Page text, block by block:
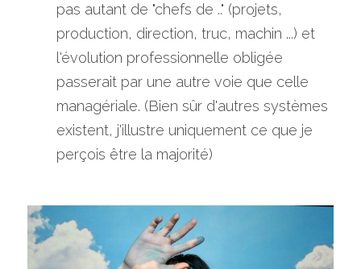
pas autant de "chefs de .." (projets,
production, direction, truc, machin ...) et
l'évolution professionnelle obligée
passerait par une autre voie que celle
managériale. (Bien sûr d'autres systèmes
existent, j'illustre uniquement ce que je
perçois être la majorité)